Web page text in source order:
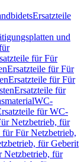
Ersatzteile
und
für Für
Ersatzteile für Für
Ersatzteile für Für
Ersatzteile für
WC-
für WC-
Netzbetrieb, für
für Für Netzbetrieb,
für Geberit
Netzbetrieb, für